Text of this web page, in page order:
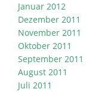
Januar 2012
Dezember 2011
November 2011
Oktober 2011
September 2011
August 2011
Juli 2011